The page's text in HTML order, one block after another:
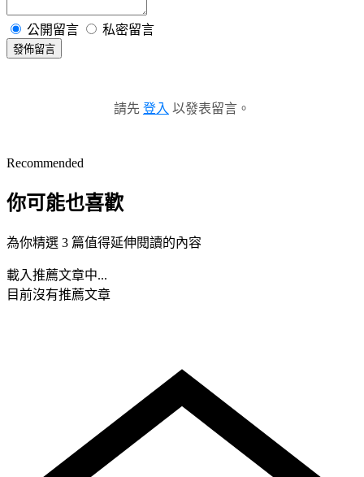
公開留言 私密留言
發佈留言
請先 登入 以發表留言。
Recommended
你可能也喜歡
為你精選 3 篇值得延伸閱讀的內容
載入推薦文章中...
目前沒有推薦文章